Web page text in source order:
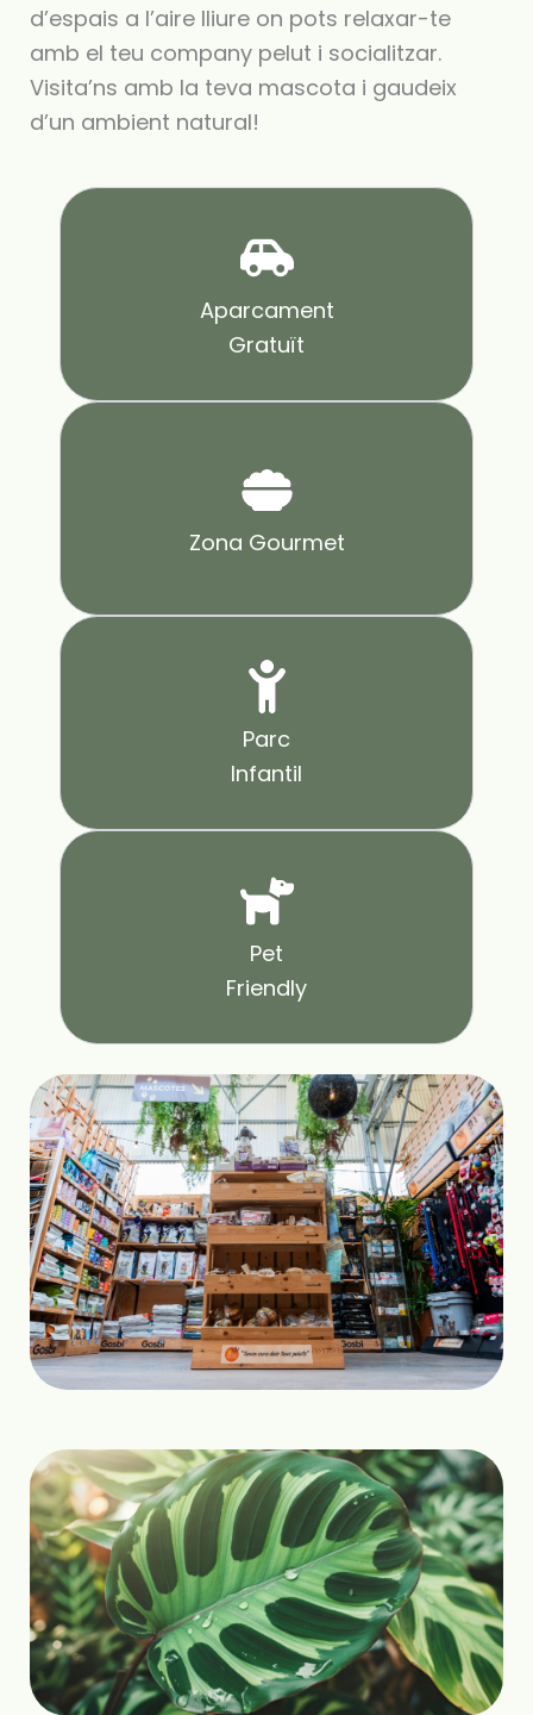
d’espais a l’aire lliure on pots relaxar-te
amb el teu company pelut i socialitzar.
Visita’ns amb la teva mascota i gaudeix
d’un ambient natural!
Aparcament
Gratuït
Zona Gourmet
Parc
Infantil
Pet
Friendly